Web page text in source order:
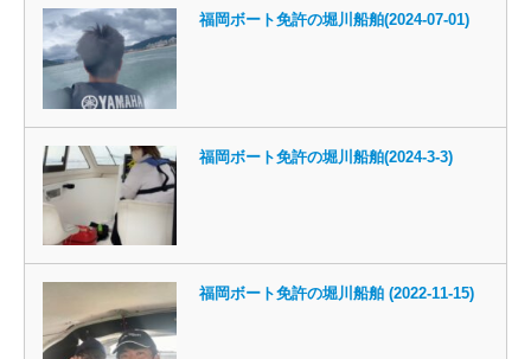
福岡ボート免許の堀川船舶(2024-07-01)
福岡ボート免許の堀川船舶(2024-3-3)
福岡ボート免許の堀川船舶 (2022-11-15)